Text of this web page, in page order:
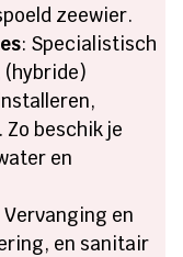
zeewier.
: Specialistisch
beschik je
en
Vervanging en
en sanitair